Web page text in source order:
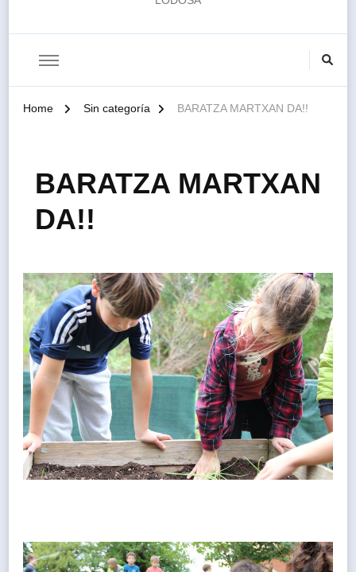
Home Sin categoría BARATZA MARTXAN DA!!
BARATZA MARTXAN
DA!!